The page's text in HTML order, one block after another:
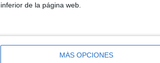
inferior de la página web.
MÁS OPCIONES